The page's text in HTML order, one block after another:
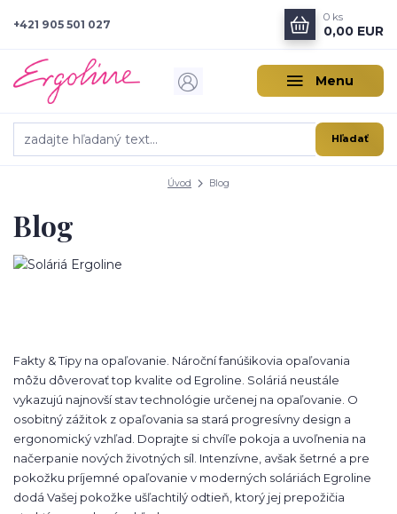
Menu
Hľadať
+421 905 501 027
0 ks
0,00 EUR
Úvod Blog
Blog
Fakty & Tipy na opaľovanie. Nároční fanúšikovia opaľovania
môžu dôverovať top kvalite od Egroline. Soláriá neustále
vykazujú najnovší stav technológie určenej na opaľovanie. O
osobitný zážitok z opaľovania sa stará progresívny design a
ergonomický vzhľad. Doprajte si chvíľe pokoja a uvoľnenia na
načerpanie nových životných síl. Intenzívne, avšak šetrné a pre
pokožku príjemné opaľovanie v moderných soláriách Egroline
dodá Vašej pokožke ušľachtilý odtieň, ktorý jej prepožičia